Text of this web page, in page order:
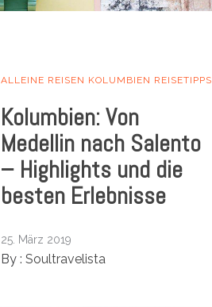
ALLEINE REISEN KOLUMBIEN REISETIPPS
Kolumbien: Von
Medellin nach Salento
– Highlights und die
besten Erlebnisse
25. März 2019
By : Soultravelista